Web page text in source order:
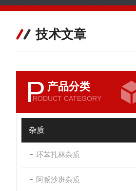
技术文章
P 产品分类
RODUCT CATEGORY
杂质
环苯扎林杂质
阿哌沙班杂质